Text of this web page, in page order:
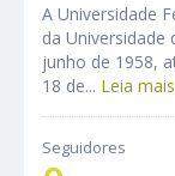
A Universidade
da Universidade
junho de 1958,
18 de... Leia mais
Seguidores